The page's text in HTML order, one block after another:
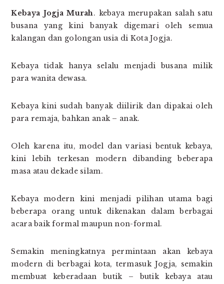
Kebaya Jogja Murah. kebaya merupakan salah satu
busana yang kini banyak digemari oleh semua
kalangan dan golongan usia di Kota Jogja.
Kebaya tidak hanya selalu menjadi busana milik
para wanita dewasa.
Kebaya kini sudah banyak diilirik dan dipakai oleh
para remaja, bahkan anak – anak.
Oleh karena itu, model dan variasi bentuk kebaya,
kini lebih terkesan modern dibanding beberapa
masa atau dekade silam.
Kebaya modern kini menjadi pilihan utama bagi
beberapa orang untuk dikenakan dalam berbagai
acara baik formal maupun non-formal.
Semakin meningkatnya permintaan akan kebaya
modern di berbagai kota, termasuk Jogja, semakin
membuat keberadaan butik – butik kebaya atau